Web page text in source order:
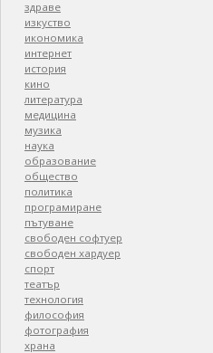
здраве
изкуство
икономика
интернет
история
кино
литература
медицина
музика
наука
образование
общество
политика
програмиране
пътуване
свободен софтуер
свободен хардуер
спорт
театър
технология
философия
фотография
храна